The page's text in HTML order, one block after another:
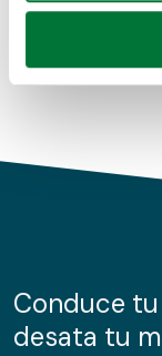
para buscar
Obtenga más
de cookies.
información
nuestros
Conduce
desata tu